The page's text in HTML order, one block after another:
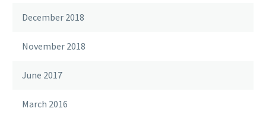
December 2018
November 2018
June 2017
March 2016